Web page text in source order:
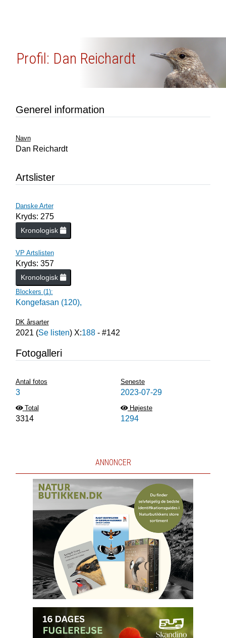
Profil: Dan Reichardt
Generel information
Navn
Dan Reichardt
Artslister
Danske Arter
Kryds: 275
Kronologisk
VP Artslisten
Kryds: 357
Kronologisk
Blockers (1):
Kongefasan (120),
DK årsarter
2021 (Se listen) X:188- #142
Fotogalleri
Antal fotos
3
Seneste
2023-07-29
Total
3314
Højeste
1294
ANNONCER